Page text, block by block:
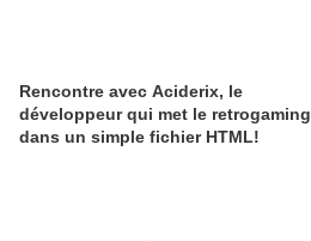
Rencontre avec Aciderix, le
développeur qui met le retrogaming
dans un simple fichier HTML!